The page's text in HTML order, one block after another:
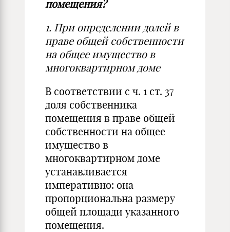
помещения?
1. При определении долей в
праве общей собственности
на общее имущество в
многоквартирном доме
В соответствии с ч. 1 ст. 37
доля собственника
помещения в праве общей
собственности на общее
имущество в
многоквартирном доме
устанавливается
императивно: она
пропорциональна размеру
общей площади указанного
помещения.